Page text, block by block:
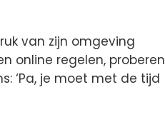
van zijn omgeving
online regelen, proberen
‘Pa, je moet met de tijd